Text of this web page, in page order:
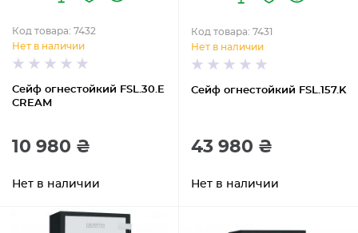
Сейф огнестойкий FSL.30.E
CREAM
Код товара: 7432
Нет в наличии
10 980 ₴
Нет в наличии
Сейф огнестойкий FSL.157.K
Код товара: 7431
Нет в наличии
43 980 ₴
Нет в наличии